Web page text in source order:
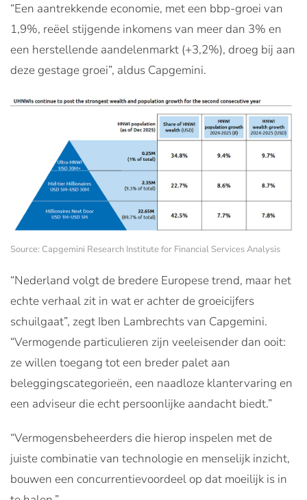
“Een aantrekkende economie, met een bbp-groei van
1,9%, reëel stijgende inkomens van meer dan 3% en
een herstellende aandelenmarkt (+3,2%), droeg bij aan
deze gestage groei”, aldus Capgemini.
Source: Capgemini Research Institute for Financial Services Analysis
“Nederland volgt de bredere Europese trend, maar het
echte verhaal zit in wat er achter de groeicijfers
schuilgaat”, zegt Iben Lambrechts van Capgemini.
“Vermogende particulieren zijn veeleisender dan ooit:
ze willen toegang tot een breder palet aan
beleggingscategorieën, een naadloze klantervaring en
een adviseur die echt persoonlijke aandacht biedt.”
“Vermogensbeheerders die hierop inspelen met de
juiste combinatie van technologie en menselijk inzicht,
bouwen een concurrentievoordeel op dat moeilijk is in